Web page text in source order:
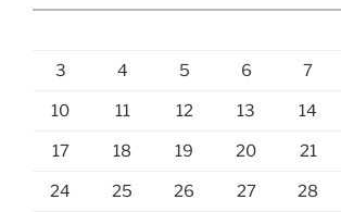
3 4 5 6 7
10 11 12 13 14
17 18 19 20 21
24 25 26 27 28